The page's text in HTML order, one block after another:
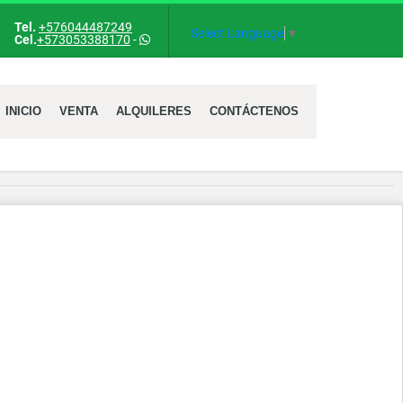
Tel. +576044487249
Cel.+573053388170 - Select Language ▼
INICIO VENTA ALQUILERES CONTÁCTENOS